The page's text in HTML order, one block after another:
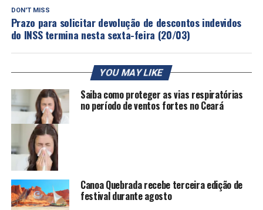
DON'T MISS
Prazo para solicitar devolução de descontos indevidos
do INSS termina nesta sexta-feira (20/03)
YOU MAY LIKE
Saiba como proteger as vias respiratórias
no período de ventos fortes no Ceará
Canoa Quebrada recebe terceira edição de
festival durante agosto